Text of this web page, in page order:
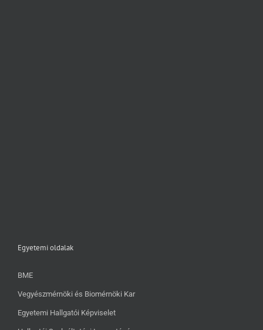
Egyetemi oldalak
BME
Vegyészmérnöki és Biomérnöki Kar
Egyetemi Hallgatói Képviselet